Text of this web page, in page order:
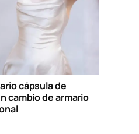
cápsula de
cambio de armario